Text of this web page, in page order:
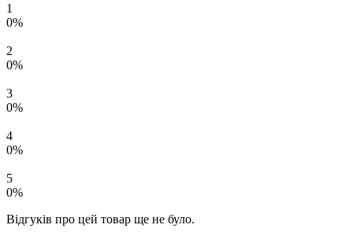
1
0%
2
0%
3
0%
4
0%
5
0%
Відгуків про цей товар ще не було.